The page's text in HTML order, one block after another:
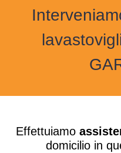
Effettuiamo
domicilio in